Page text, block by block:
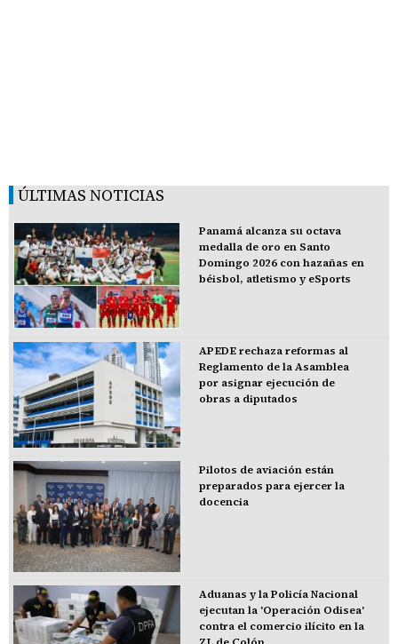
ÚLTIMAS NOTICIAS
Panamá alcanza su octava
medalla de oro en Santo
Domingo 2026 con hazañas en
béisbol, atletismo y eSports
APEDE rechaza reformas al
Reglamento de la Asamblea
por asignar ejecución de
obras a diputados
Pilotos de aviación están
preparados para ejercer la
docencia
Aduanas y la Policía Nacional
ejecutan la 'Operación Odisea'
contra el comercio ilícito en la